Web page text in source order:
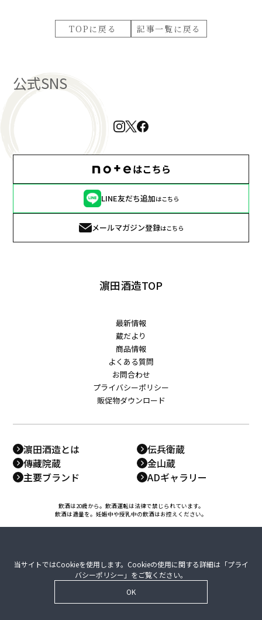
TOPに戻る 記事一覧に戻る
公式SNS
LINE友だち追加はこちら
メールマガジン登録はこちら
濵田酒造TOP
最新情報
蔵だより
商品情報
よくある質問
お問合わせ
プライバシーポリシー
販促物ダウンロード
濵田酒造とは
伝兵衛蔵
傳藏院蔵
金山蔵
主要ブランド
ADギャラリー
飲酒は20歳から。飲酒運転は法律で禁じられています。
飲酒は適量を。妊娠中や授乳中の飲酒はお控えください。
当サイトではCookieを使用します。Cookieの使用に関する詳細は「プライ
バシーポリシー 」をご覧ください。
OK